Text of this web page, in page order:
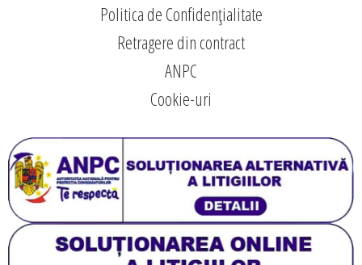
Politica de Confidențialitate
Retragere din contract
ANPC
Cookie-uri